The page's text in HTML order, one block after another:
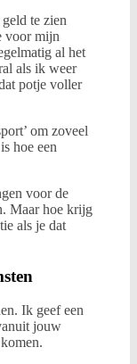
te zien
voor mijn
al het
als ik weer
potje voller
om zoveel
hoe een
voor de
Maar hoe krijg
als je dat
Ik geef een
jouw